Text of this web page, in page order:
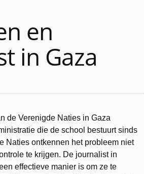
en
in Gaza
de Verenigde Naties in Gaza
die de school bestuurt sinds
Naties ontkennen het probleem niet
te krijgen. De journalist in
effectieve manier is om ze te